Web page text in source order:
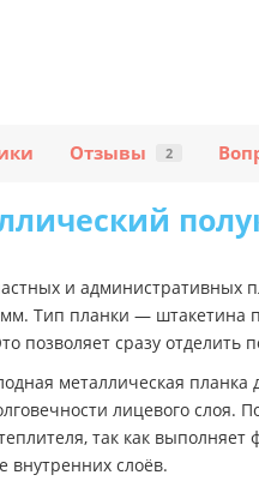
Отзывы 2
и административных
Тип планки — штакетина
позволяет сразу
металлическая
лицевого слоя.
так как
внутренних слоёв.